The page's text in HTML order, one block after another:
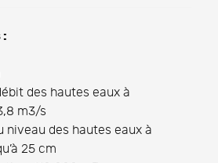
des hautes eaux à
m3/s
niveau des hautes eaux à
25 cm